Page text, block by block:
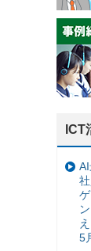
ICT
5